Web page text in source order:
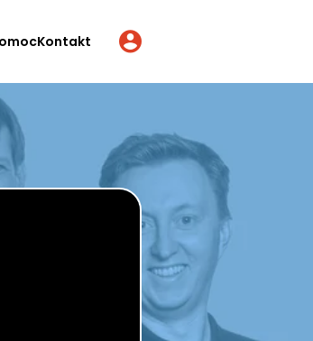
Kontakt